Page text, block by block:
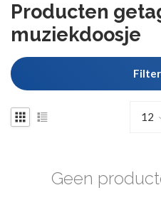
Producten
muziekdoosje
Geen